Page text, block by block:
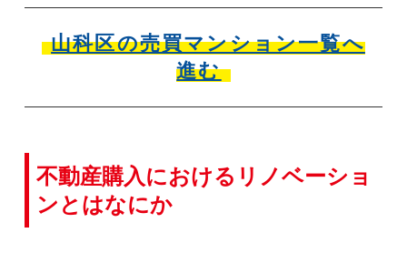
山科区の売買マンション一覧へ
進む
不動産購入におけるリノベーショ
ンとはなにか